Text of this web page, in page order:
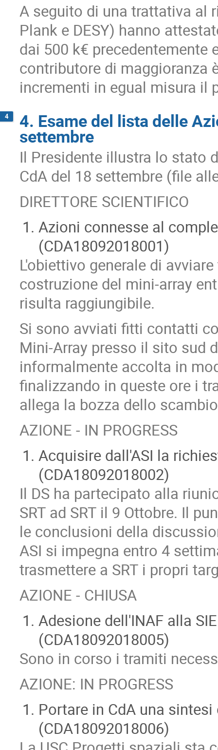
A seguito di una trattativa al
Plank e DESY) hanno
dai 500 k€
contributore di maggioranza
incrementi in egual misura il
4 4. Esame del lista delle
settembre
Il Presidente illustra lo stato
CdA del 18 settembre (file
DIRETTORE SCIENTIFICO
Azioni connesse al
(CDA18092018001)
L'obiettivo generale di
costruzione del mini-array
risulta raggiungibile.
Si sono avviati fitti contatti
Mini-Array presso il sito sud
informalmente accolta in
finalizzando in queste ore i
allega la bozza dello
AZIONE - IN PROGRESS
Acquisire dall'ASI la
(CDA18092018002)
Il DS ha partecipato alla
SRT ad SRT il 9 Ottobre. Il
le conclusioni della
ASI si impegna entro 4
trasmettere a SRT i propri
AZIONE - CHIUSA
Adesione dell'INAF alla SIE
(CDA18092018005)
Sono in corso i tramiti
AZIONE: IN PROGRESS
Portare in CdA una
(CDA18092018006)